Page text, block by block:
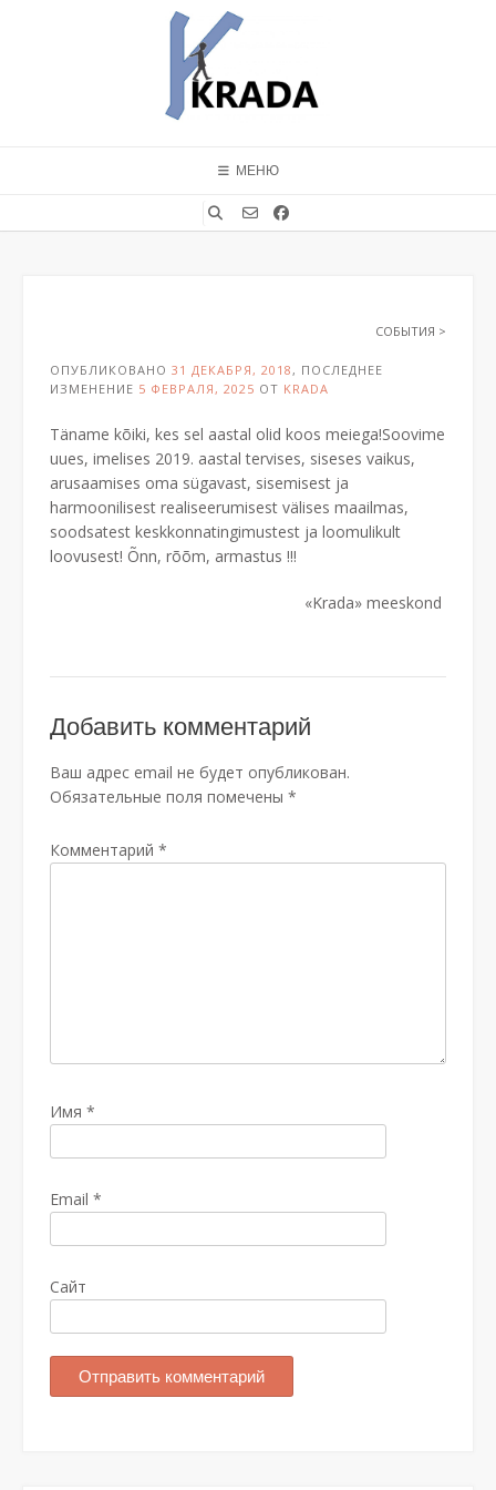
МЕНЮ
СОБЫТИЯ >
ОПУБЛИКОВАНО 31 ДЕКАБРЯ, 2018, ПОСЛЕДНЕЕ
ИЗМЕНЕНИЕ 5 ФЕВРАЛЯ, 2025 ОТ KRADA
Täname kõiki, kes sel aastal olid koos meiega!Soovime
uues, imelises 2019. aastal tervises, siseses vaikus,
arusaamises oma sügavast, sisemisest ja
harmoonilisest realiseerumisest välises maailmas,
soodsatest keskkonnatingimustest ja loomulikult
loovusest! Õnn, rõõm, armastus !!!
«Krada» meeskond
Добавить комментарий
Ваш адрес email не будет опубликован.
Обязательные поля помечены *
Комментарий *
Имя *
Email *
Сайт